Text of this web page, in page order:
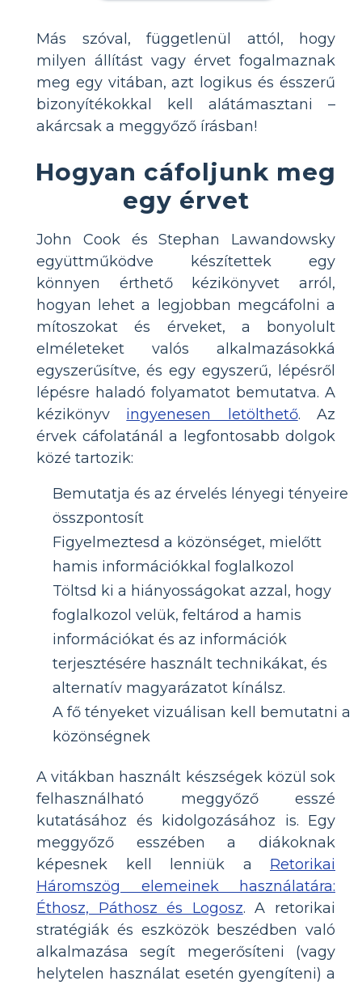
Más szóval, függetlenül attól, hogy
milyen állítást vagy érvet fogalmaznak
meg egy vitában, azt logikus és ésszerű
bizonyítékokkal kell alátámasztani –
akárcsak a meggyőző írásban!
Hogyan cáfoljunk meg
egy érvet
John Cook és Stephan Lawandowsky
együttműködve készítettek egy
könnyen érthető kézikönyvet arról,
hogyan lehet a legjobban megcáfolni a
mítoszokat és érveket, a bonyolult
elméleteket valós alkalmazásokká
egyszerűsítve, és egy egyszerű, lépésről
lépésre haladó folyamatot bemutatva. A
kézikönyv ingyenesen letölthető. Az
érvek cáfolatánál a legfontosabb dolgok
közé tartozik:
Bemutatja és az érvelés lényegi tényeire
összpontosít
Figyelmeztesd a közönséget, mielőtt
hamis információkkal foglalkozol
Töltsd ki a hiányosságokat azzal, hogy
foglalkozol velük, feltárod a hamis
információkat és az információk
terjesztésére használt technikákat, és
alternatív magyarázatot kínálsz.
A fő tényeket vizuálisan kell bemutatni a
közönségnek
A vitákban használt készségek közül sok
felhasználható meggyőző esszé
kutatásához és kidolgozásához is. Egy
meggyőző esszében a diákoknak
képesnek kell lenniük a Retorikai
Háromszög elemeinek használatára:
Éthosz, Páthosz és Logosz. A retorikai
stratégiák és eszközök beszédben való
alkalmazása segít megerősíteni (vagy
helytelen használat esetén gyengíteni) a